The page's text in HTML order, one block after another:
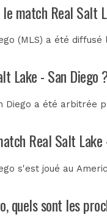
match Real Salt
(MLS) a été
Lake - San Diego
Diego a été arbitrée
Real Salt
s'est joué au
quels sont les